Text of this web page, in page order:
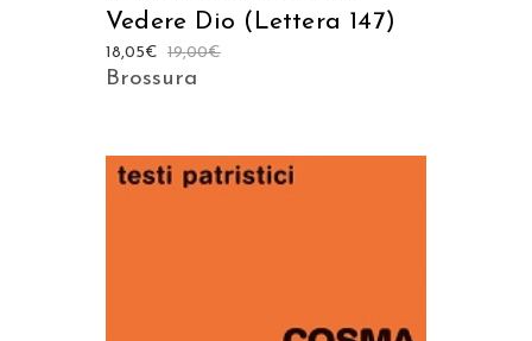
Vedere Dio (Lettera 147)
19,00€
18,05€
Brossura